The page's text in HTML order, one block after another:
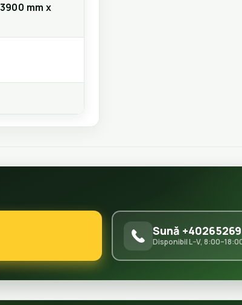
mm x
Sună
Disponibil L–V,